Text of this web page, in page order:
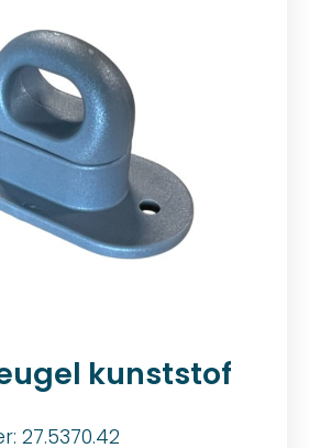
kunststof
27.5370.42